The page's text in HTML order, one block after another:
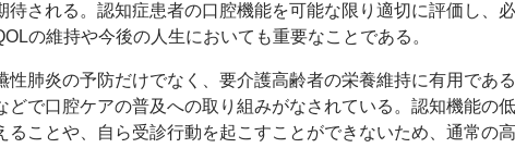
待される。認知症患者の口腔機能を可能な限り適切に評価し、
の維持や今後の人生においても重要なことである。
肺炎の予防だけでなく、要介護高齢者の栄養維持に有用である
どで口腔ケアの普及への取り組みがなされている。認知機能の
ることや、自ら受診行動を起こすことができないため、通常の